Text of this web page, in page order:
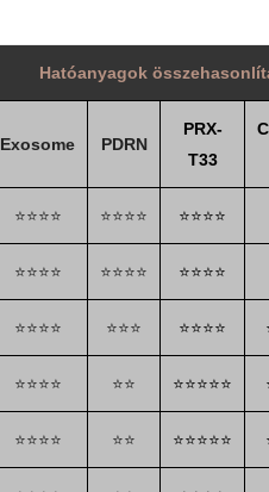
Hatóanyagok
Exosome PDRN
PRX-
T33
⭐⭐⭐⭐ ⭐⭐⭐⭐ ⭐⭐⭐⭐
⭐⭐⭐⭐ ⭐⭐⭐⭐ ⭐⭐⭐⭐
⭐⭐⭐⭐ ⭐⭐⭐ ⭐⭐⭐⭐
⭐⭐⭐⭐ ⭐⭐ ⭐⭐⭐⭐⭐
⭐⭐⭐⭐ ⭐⭐ ⭐⭐⭐⭐⭐